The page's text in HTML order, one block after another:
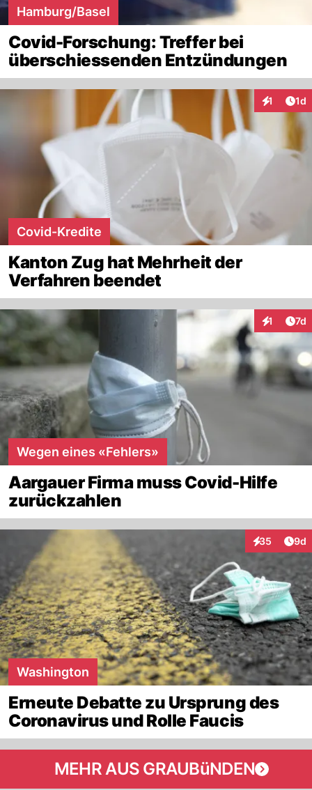
Hamburg/Basel
Covid-Forschung: Treffer bei
überschiessenden Entzündungen
1 1d
Covid-Kredite
Kanton Zug hat Mehrheit der
Verfahren beendet
1 7d
Wegen eines «Fehlers»
Aargauer Firma muss Covid-Hilfe
zurückzahlen
35
Interaktionen
9d
Washington
Erneute Debatte zu Ursprung des
Coronavirus und Rolle Faucis
MEHR AUS GRAUBüNDEN